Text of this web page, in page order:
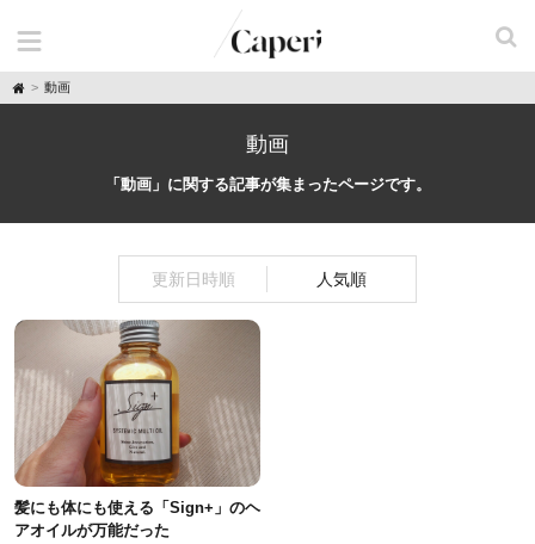
H
o
動画
動画
「動画」に関する記事が集まったページです。
更新日時順 人気順
髪にも体にも使える「Sign+」のヘ
アオイルが万能だった